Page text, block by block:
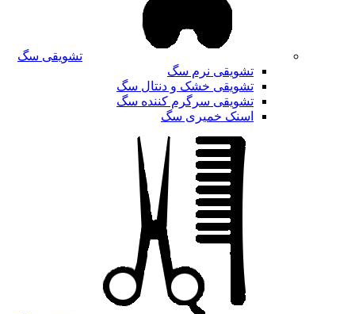
تشویقی سگ
تشویقی نرم سگ
تشویقی خشک و دنتال سگ
تشویقی سرگرم کننده سگ
اسنک خمیری سگ